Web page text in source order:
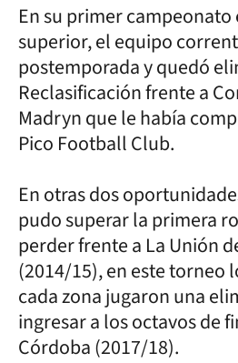
En su primer
superior, el equipo
postemporada y quedó
Reclasificación frente a
Madryn que le había
Pico Football Club.
En otras dos
pudo superar la primera
perder frente a La Unión
(2014/15), en este torneo
cada zona jugaron una
ingresar a los octavos de
Córdoba (2017/18).